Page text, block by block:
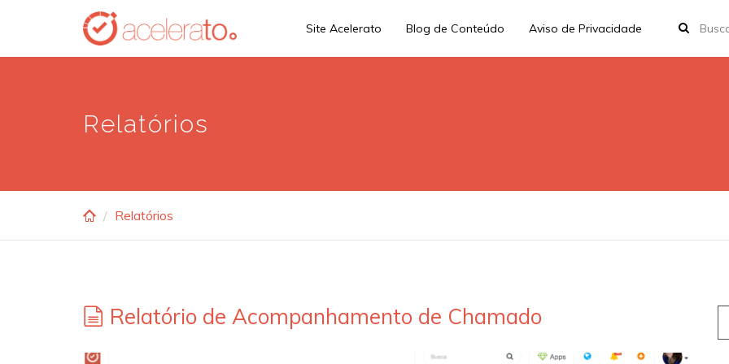
main
Site Acelerato Blog de Conteúdo Aviso de Privacidade
Relatórios
Relatórios
Relatório de Acompanhamento de Chamado